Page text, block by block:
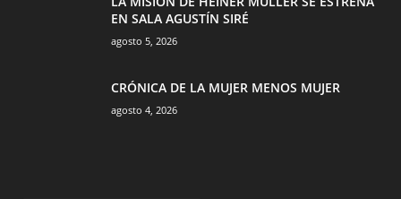
EN SALA AGUSTÍN SIRÉ
agosto 5, 2026
CRÓNICA DE LA MUJER MENOS MUJER
agosto 4, 2026